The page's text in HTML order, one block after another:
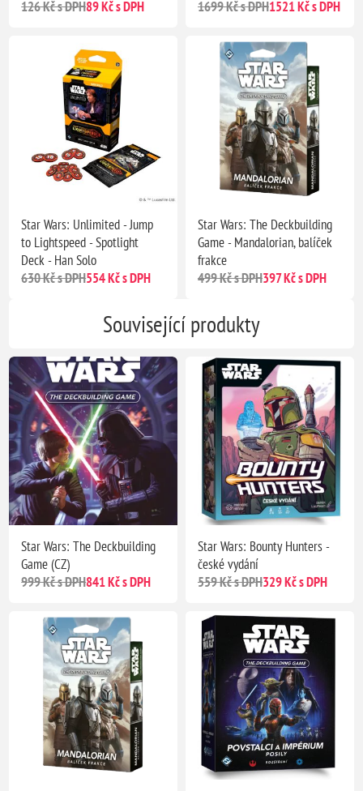
126 Kč s DPH89 Kč s DPH
1699 Kč s DPH1521 Kč s DPH
Star Wars: Unlimited - Jump
to Lightspeed - Spotlight
Deck - Han Solo
630 Kč s DPH554 Kč s DPH
Star Wars: The Deckbuilding
Game - Mandalorian, balíček
frakce
499 Kč s DPH397 Kč s DPH
Související produkty
Star Wars: The Deckbuilding
Game (CZ)
999 Kč s DPH841 Kč s DPH
Star Wars: Bounty Hunters -
české vydání
559 Kč s DPH329 Kč s DPH